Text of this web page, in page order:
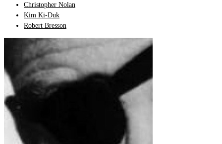
Christopher Nolan
Kim Ki-Duk
Robert Bresson